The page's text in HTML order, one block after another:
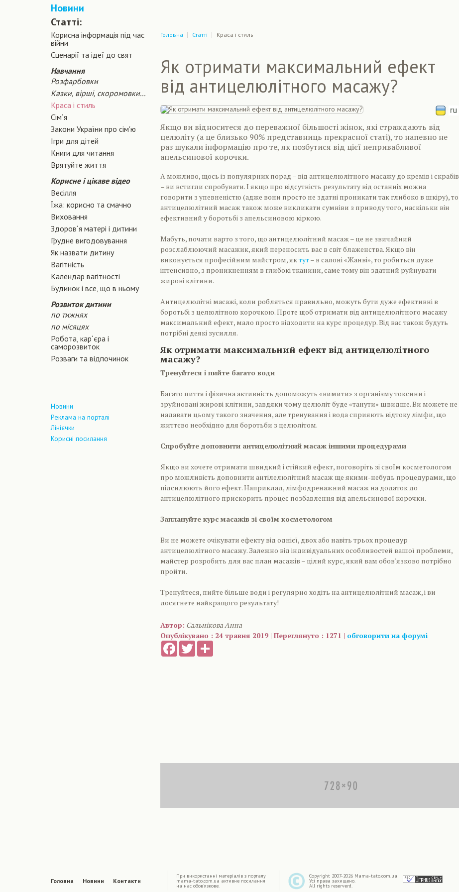
Новини
Статті:
Корисна інформація під час
війни
Сценарiї та iдеї до свят
Навчання
Розфарбовки
Казки, вірші, скоромовки...
Краса і стиль
Сiм´я
Закони України про сiм'ю
Ігри для дітей
Книги для читання
Врятуйте життя
Корисне і цікаве відео
Весілля
Їжа: корисно та смачно
Виховання
Здоров´я матері і дитини
Грудне вигодовування
Як назвати дитину
Вагiтнiсть
Календар вагітності
Будинок і все, що в ньому
Розвиток дитини
по тижнях
по місяцях
Робота, кар´єра і
саморозвиток
Розваги та відпочинок
Новини
Реклама на порталі
Лінієчки
Корисні посилання
Головна Статті Краса і стиль
Як отримати максимальний ефект
від антицелюлітного масажу?
Якщо ви відноситеся до переважної більшості жінок, які страждають від
целюліту (а це близько 90% представниць прекрасної статі), то напевно не
раз шукали інформацію про те, як позбутися від цієї непривабливої
апельсинової корочки.
А можливо, щось із популярних порад – від антицелюлітного масажу до кремів і скрабів
– ви встигли спробувати. І якщо про відсутність результату від останніх можна
говорити з упевненістю (адже вони просто не здатні проникати так глибоко в шкіру), то
антицелюлітний масаж також може викликати сумніви з приводу того, наскільки він
ефективний у боротьбі з апельсиновою кіркою.
Мабуть, почати варто з того, що антицелюлітний масаж – це не звичайний
розслаблюючий масажик, який переносить вас в світ блаженства. Якщо він
виконується професійним майстром, яктут– в салоні «Жанві», то робиться дуже
інтенсивно, з проникненням в глибокі тканини, саме тому він здатний руйнувати
жирові клітини.
Антицелюлітні масажі, коли робляться правильно, можуть бути дуже ефективні в
боротьбі з целюлітною корочкою. Проте щоб отримати від антицелюлітного масажу
максимальний ефект, мало просто відходити на курс процедур. Від вас також будуть
потрібні деякі зусилля.
Як отримати максимальний ефект від антицелюлітного
масажу?
Тренуйтеся і пийте багато води
Багато пиття і фізична активність допоможуть «вимити» з організму токсини і
зруйновані жирові клітини, завдяки чому целюліт буде «танути» швидше. Ви можете не
надавати цьому такого значення, але тренування і вода сприяють відтоку лімфи, що
життєво необхідно для боротьби з целюлітом.
Спробуйте доповнити антицелюлітний масаж іншими процедурами
Якщо ви хочете отримати швидкий і стійкий ефект, поговоріть зі своїм косметологом
про можливість доповнити антілелюлітний масаж ще якими-небудь процедурами, що
підсилюють його ефект. Наприклад, лімфодренажний масаж на додаток до
антицелюлітного прискорить процес позбавлення від апельсинової корочки.
Заплануйте курс масажів зі своїм косметологом
Ви не можете очікувати ефекту від однієї, двох або навіть трьох процедур
антицелюлітного масажу. Залежно від індивідуальних особливостей вашої проблеми,
майстер розробить для вас план масажів – цілий курс, який вам обов'язково потрібно
пройти.
Тренуйтеся, пийте більше води і регулярно ходіть на антицелюлітний масаж, і ви
досягнете найкращого результату!
Автор: Сальнікова Анна
Опублікувано : 24 травня 2019 | Переглянуто : 1271 | обговорити на форумі
FacebookTwitter
Головна Новини Контакти
При використаннi матерiалiв з порталу
mama-tato.com.ua активне посилання
на нас обов'язкове.
Copyright 2007-2026 Mama-tato.com.ua
Усі права захищено.
All rights reserverd.